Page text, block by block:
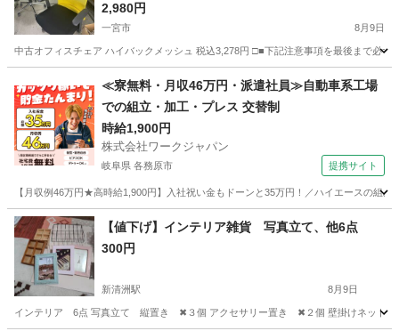
ュ 肘付 愛知 一宮市 江南市 稲沢市 岩倉
市 名古屋 岐阜 各務ヶ原 羽島 三重 グッ
ドプライス一宮
2,980円
一宮市 8月9日
中古オフィスチェア ハイバックメッシュ 税込3,278円 □■下記注意事項を最後まで必
オフィス用家具 オフィス
≪寮無料・月収46万円・派遣社員≫自動車系工場
での組立・加工・プレス 交替制
時給1,900円
株式会社ワークジャパン
岐阜県 各務原市 提携サイト
【月収例46万円★高時給1,900円】入社祝い金もドーンと35万円！／ハイエースの組
岐阜 各務原市 その他
【値下げ】インテリア雑貨 写真立て、他6点
300円
新清洲駅 8月9日
インテリア 6点 写真立て 縦置き ✖３個 アクセサリー置き ✖２個 壁掛けネット